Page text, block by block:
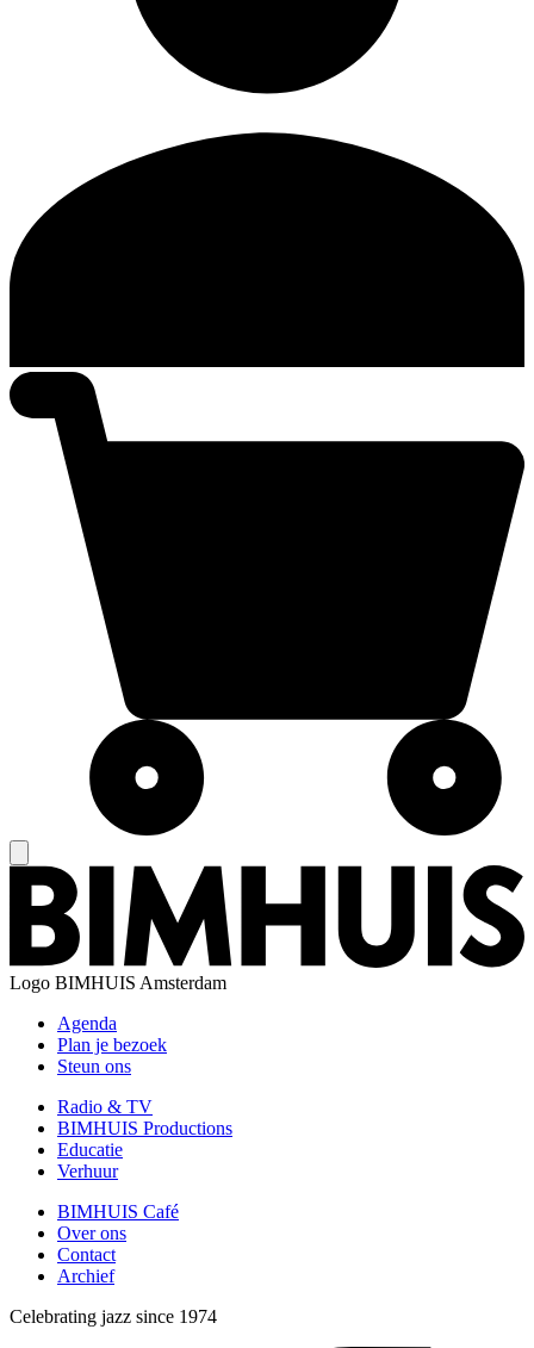
Logo BIMHUIS Amsterdam
Agenda
Plan je bezoek
Steun ons
Radio & TV
BIMHUIS Productions
Educatie
Verhuur
BIMHUIS Café
Over ons
Contact
Archief
Celebrating jazz since 1974